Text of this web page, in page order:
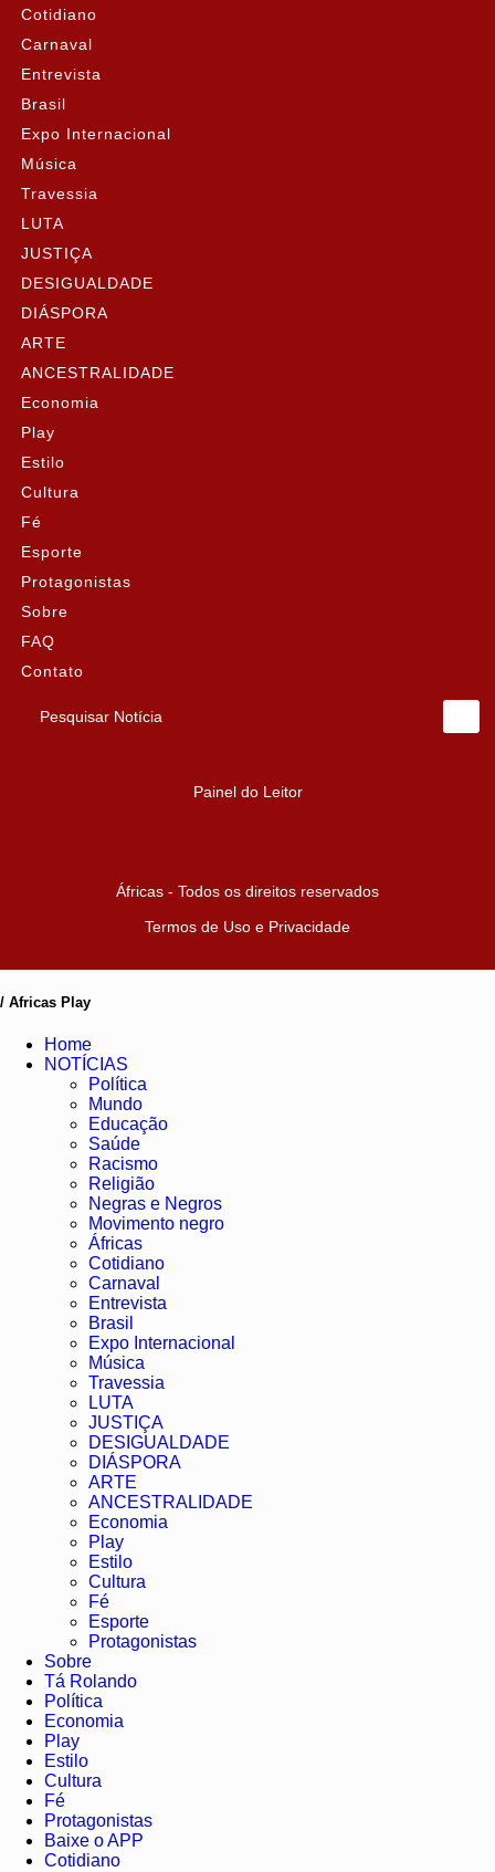
Cotidiano
Carnaval
Entrevista
Brasil
Expo Internacional
Música
Travessia
LUTA
JUSTIÇA
DESIGUALDADE
DIÁSPORA
ARTE
ANCESTRALIDADE
Economia
Play
Estilo
Cultura
Fé
Esporte
Protagonistas
Sobre
FAQ
Contato
Pesquisar Notícia
Painel do Leitor
Áfricas - Todos os direitos reservados
Termos de Uso e Privacidade
/ Africas Play
Home
NOTÍCIAS
Política
Mundo
Educação
Saúde
Racismo
Religião
Negras e Negros
Movimento negro
Áfricas
Cotidiano
Carnaval
Entrevista
Brasil
Expo Internacional
Música
Travessia
LUTA
JUSTIÇA
DESIGUALDADE
DIÁSPORA
ARTE
ANCESTRALIDADE
Economia
Play
Estilo
Cultura
Fé
Esporte
Protagonistas
Sobre
Tá Rolando
Política
Economia
Play
Estilo
Cultura
Fé
Protagonistas
Baixe o APP
Cotidiano